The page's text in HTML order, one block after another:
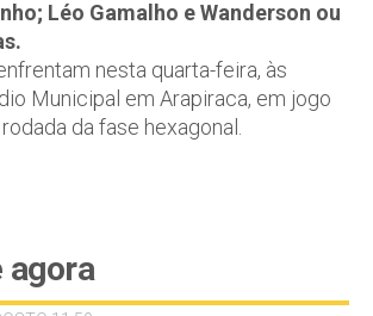
Léo Gamalho e Wanderson ou
nesta quarta-feira, às
Municipal em Arapiraca, em jogo
da fase hexagonal.
agora